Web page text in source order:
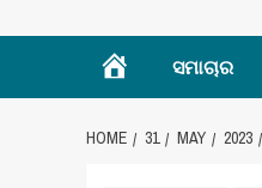
Homeସମାଚାର
HOME 31 MAY 2023